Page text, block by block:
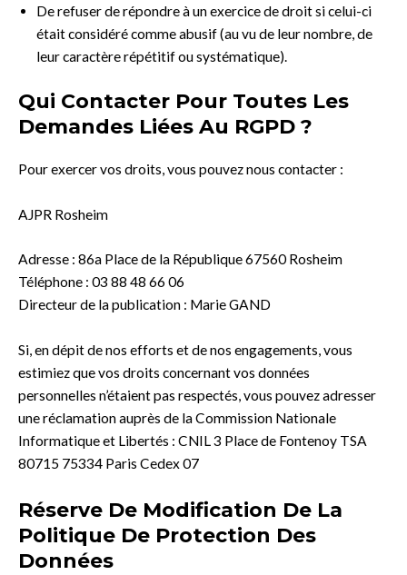
De refuser de répondre à un exercice de droit si celui-ci
était considéré comme abusif (au vu de leur nombre, de
leur caractère répétitif ou systématique).
Qui Contacter Pour Toutes Les
Demandes Liées Au RGPD ?
Pour exercer vos droits, vous pouvez nous contacter :
AJPR Rosheim
Adresse : 86a Place de la République 67560 Rosheim
Téléphone : 03 88 48 66 06
Directeur de la publication : Marie GAND
Si, en dépit de nos efforts et de nos engagements, vous
estimiez que vos droits concernant vos données
personnelles n’étaient pas respectés, vous pouvez adresser
une réclamation auprès de la Commission Nationale
Informatique et Libertés : CNIL 3 Place de Fontenoy TSA
80715 75334 Paris Cedex 07
Réserve De Modification De La
Politique De Protection Des
Données